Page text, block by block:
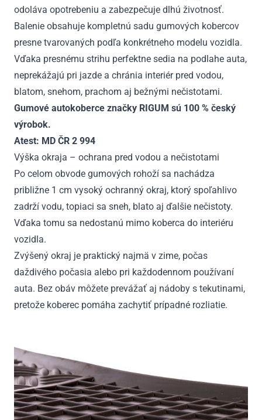
odoláva opotrebeniu a zabezpečuje dlhú životnosť.
Balenie obsahuje kompletnú sadu gumových kobercov
presne tvarovaných podľa konkrétneho modelu vozidla.
Vďaka presnému strihu perfektne sedia na podlahe auta,
neprekážajú pri jazde a chránia interiér pred vodou,
blatom, snehom, prachom aj bežnými nečistotami.
Gumové autokoberce značky RIGUM sú 100 % český
výrobok.
Atest: MD ČR 2 994
Výška okraja – ochrana pred vodou a nečistotami
Po celom obvode gumových rohoží sa nachádza
približne 1 cm vysoký ochranný okraj, ktorý spoľahlivo
zadrží vodu, topiaci sa sneh, blato aj ďalšie nečistoty.
Vďaka tomu sa nedostanú mimo koberca do interiéru
vozidla.
Zvýšený okraj je praktický najmä v zime, počas
daždivého počasia alebo pri každodennom používaní
auta. Bez obáv môžete prevážať aj nádoby s tekutinami,
pretože koberec pomáha zachytiť prípadné rozliatie.